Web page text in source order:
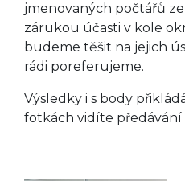
jmenovaných počtářů
zárukou účasti v kole
budeme těšit na jejich
rádi poreferujeme.
Výsledky i s body
fotkách vidíte předávání